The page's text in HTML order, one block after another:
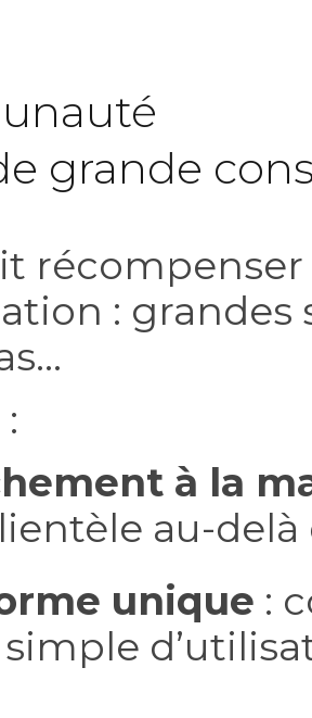
grande
: grandes
à la
au-
unique :